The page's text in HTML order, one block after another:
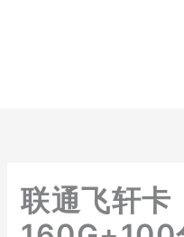
联通飞轩卡